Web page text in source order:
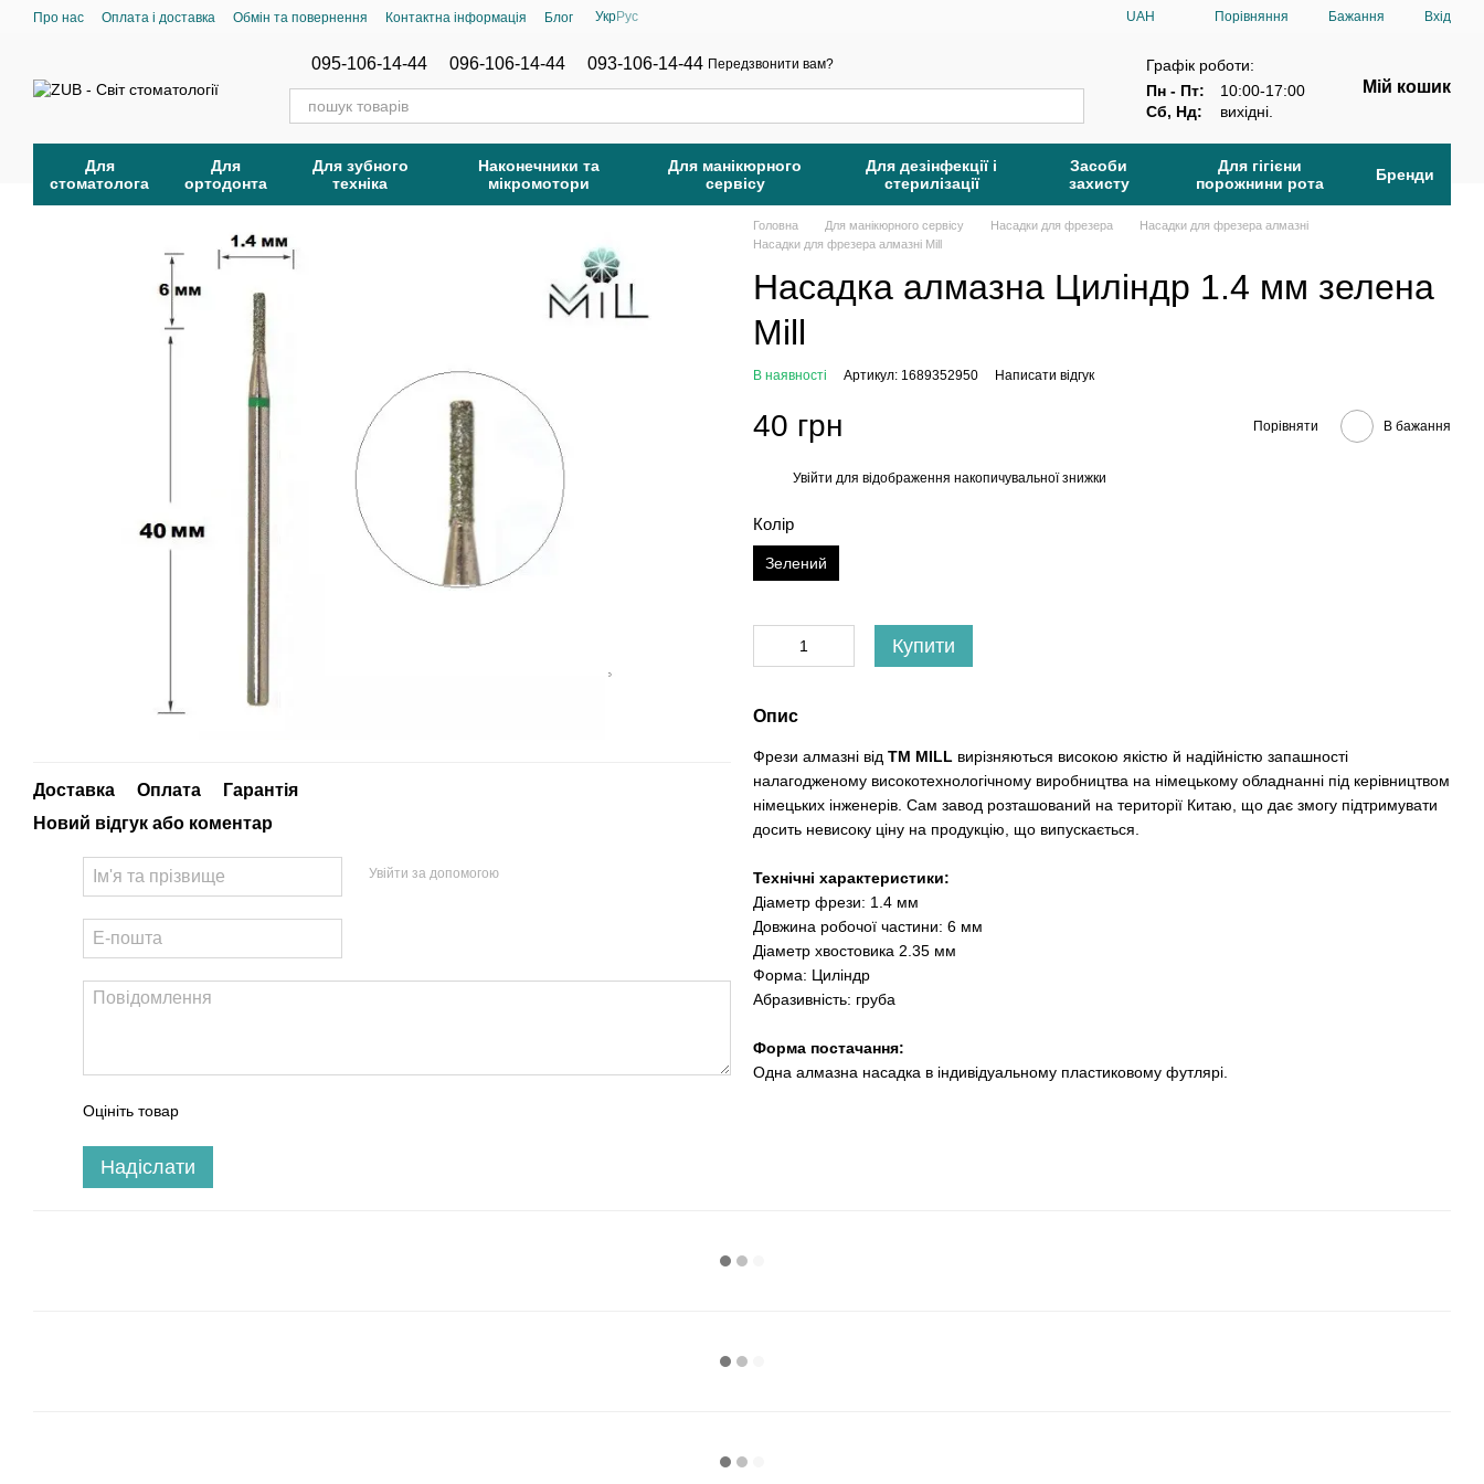
Перейти до основного контенту
Про нас Оплата і доставка Обмін та повернення Контактна інформація Блог УкрРус UAH Порівняння Бажання Вхід
095-106-14-44 096-106-14-44 093-106-14-44 Передзвонити вам?
Графік роботи:
Пн - Пт:
10:00-17:00
Сб, Нд:
вихідні.
Мій кошик
Для
стоматолога
Для
ортодонта
Для зубного
техніка
Наконечники та
мікромотори
Для манікюрного
сервісу
Для дезінфекції і
стерилізації
Засоби
захисту
Для гігієни
порожнини рота
Бренди
Доставка Оплата
Гарантія
Новий відгук або коментар
Увійти за допомогою
Оцініть товар
Надіслати
Головна Для манікюрного сервісу Насадки для фрезера
Насадки для фрезера алмазні
Насадки для фрезера алмазні Mill
Насадка алмазна Циліндр 1.4 мм зелена
Mill
В наявності Артикул: 1689352950 Написати відгук
40 грн Порівняти В бажання
Увійти для відображення накопичувальної знижки
Колір
Зелений
Купити
Опис
Фрези алмазні від ТМ MILL вирізняються високою якістю й надійністю запашності
налагодженому високотехнологічному виробництва на німецькому обладнанні під керівництвом
німецьких інженерів. Сам завод розташований на території Китаю, що дає змогу підтримувати
досить невисоку ціну на продукцію, що випускається.
Технічні характеристики:
Діаметр фрези: 1.4 мм
Довжина робочої частини: 6 мм
Діаметр хвостовика 2.35 мм
Форма: Циліндр
Абразивність: груба
Форма постачання:
Одна алмазна насадка в індивідуальному пластиковому футлярі.